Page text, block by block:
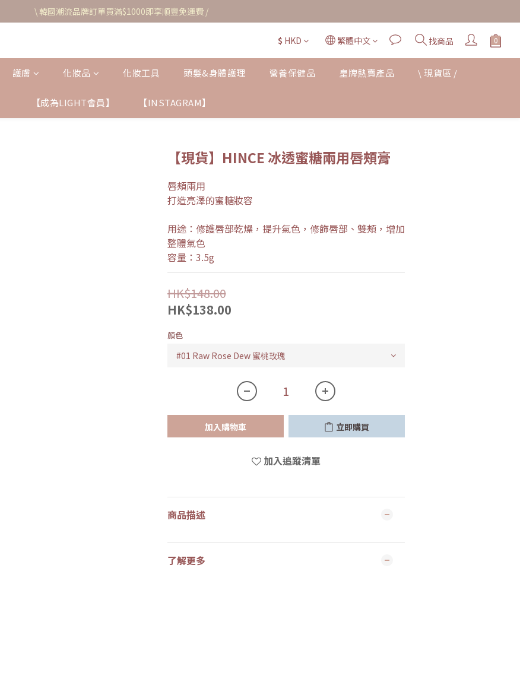
\ 韓國潮流品牌訂單買滿$1000即享順豐免運費 /
$ HKD 繁體中文 找商品
護膚 化妝品 化妝工具 頭髮&身體護理 營養保健品 皇牌熱賣產品 \ 現貨區 /
【成為LIGHT會員】 【INSTAGRAM】
【現貨】HINCE 冰透蜜糖兩用唇頰膏
唇頰兩用
打造亮澤的蜜糖妝容
用途：修護唇部乾燥，提升氣色，修飾唇部、雙頰，增加
整體氣色
容量：3.5g
HK$148.00
HK$138.00
顏色
加入購物車 立即購買
加入追蹤清單
商品描述
了解更多